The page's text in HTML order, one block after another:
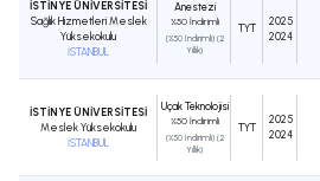
İSTİNYE ÜNİVERSİTESİ
Sağlık Hizmetleri Meslek
Yüksekokulu
İSTANBUL
Anestezi
%50 İndirimli
(%50 İndirimli) (2
Yıllık)
TYT
2025
2024
İSTİNYE ÜNİVERSİTESİ
Meslek Yüksekokulu
İSTANBUL
Uçak Teknolojisi
%50 İndirimli
(%50 İndirimli) (2
Yıllık)
TYT
2025
2024